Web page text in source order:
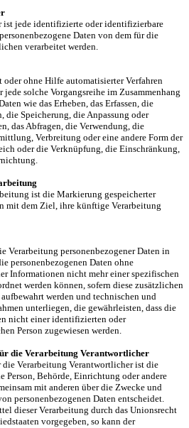
ist jede identifizierte oder identifizierbare
Daten von dem für die
verarbeitet werden.
ohne Hilfe automatisierter Verfahren
jede solche Vorgangsreihe im Zusammenhang
wie das Erheben, das Erfassen, die
die Speicherung, die Anpassung oder
das Abfragen, die Verwendung, die
Verbreitung oder eine andere Form der
oder die Verknüpfung, die Einschränkung,
ist die Markierung gespeicherter
mit dem Ziel, ihre künftige Verarbeitung
Verarbeitung personenbezogener Daten in
personenbezogenen Daten ohne
Informationen nicht mehr einer spezifischen
werden können, sofern diese zusätzlichen
werden und technischen und
unterliegen, die gewährleisten, dass die
nicht einer identifizierten oder
Person zugewiesen werden.
die Verarbeitung Verantwortlicher
Verarbeitung Verantwortlicher ist die
Person, Behörde, Einrichtung oder andere
mit anderen über die Zwecke und
personenbezogenen Daten entscheidet.
dieser Verarbeitung durch das Unionsrecht
vorgegeben, so kann der